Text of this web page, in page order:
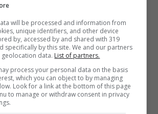
una simile vergogna. Una
da detersivi e rifiuti
ammoniaca che galleggia nel
, affluente del Gangee
l’India.
will be processed and information from
unique identifiers, and other device
by, accessed by and shared with 319
specifically by this site. We and our partners
geolocation data. List of partners.
process your personal data on the basis
which you can object to by managing
Look for a link at the bottom of this page
to manage or withdraw consent in privacy